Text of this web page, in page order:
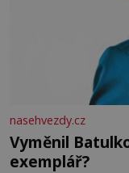
nasehvezdy.cz
Vyměnil
exemplář?